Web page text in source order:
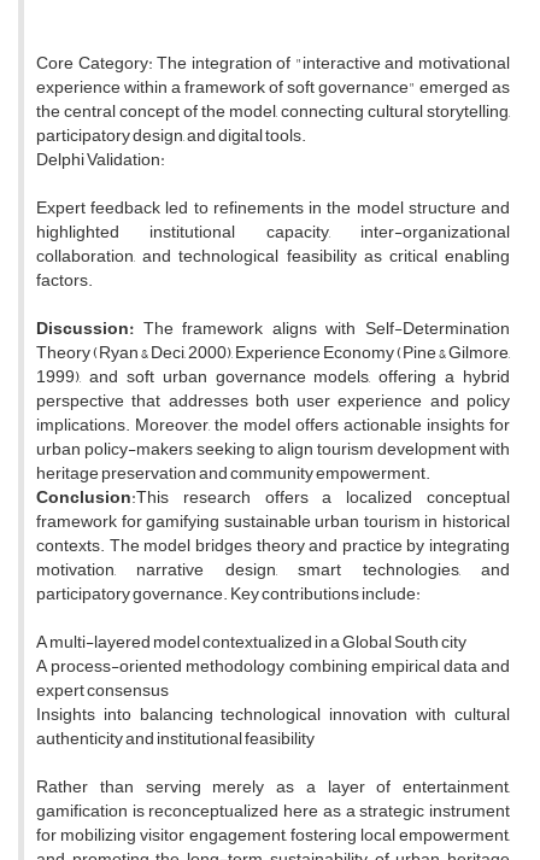
Core Category: The integration of "interactive and motivational
experience within a framework of soft governance" emerged as
the central concept of the model, connecting cultural storytelling,
participatory design, and digital tools.
Delphi Validation:
Expert feedback led to refinements in the model structure and
highlighted institutional capacity, inter-organizational
collaboration, and technological feasibility as critical enabling
factors.
Discussion: The framework aligns with Self-Determination
Theory (Ryan & Deci, 2000), Experience Economy (Pine & Gilmore,
1999), and soft urban governance models, offering a hybrid
perspective that addresses both user experience and policy
implications. Moreover, the model offers actionable insights for
urban policy-makers seeking to align tourism development with
heritage preservation and community empowerment.
Conclusion:This research offers a localized conceptual
framework for gamifying sustainable urban tourism in historical
contexts. The model bridges theory and practice by integrating
motivation, narrative design, smart technologies, and
participatory governance. Key contributions include:
A multi-layered model contextualized in a Global South city
A process-oriented methodology combining empirical data and
expert consensus
Insights into balancing technological innovation with cultural
authenticity and institutional feasibility
Rather than serving merely as a layer of entertainment,
gamification is reconceptualized here as a strategic instrument
for mobilizing visitor engagement, fostering local empowerment,